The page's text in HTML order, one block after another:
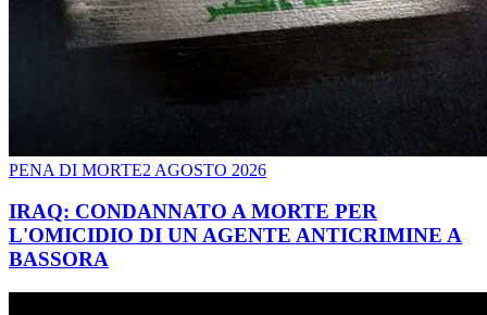
PENA DI MORTE2 AGOSTO 2026
IRAQ: CONDANNATO A MORTE PER
L'OMICIDIO DI UN AGENTE ANTICRIMINE A
BASSORA